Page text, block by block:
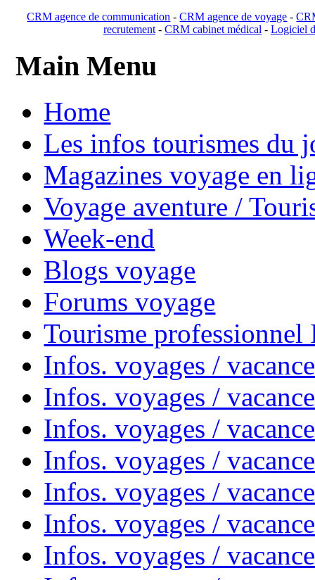
CRM agence de communication -CRM agence de voyage -
recrutement- CRM cabinet médical- Logiciel
Main Menu
Home
Les infos tourismes du
Magazines voyage en
Voyage aventure /
Week-end
Blogs voyage
Forums voyage
Tourisme
Infos. voyages /
Infos. voyages /
Infos. voyages /
Infos. voyages /
Infos. voyages /
Infos. voyages /
Infos. voyages /